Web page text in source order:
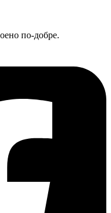
по-добре.